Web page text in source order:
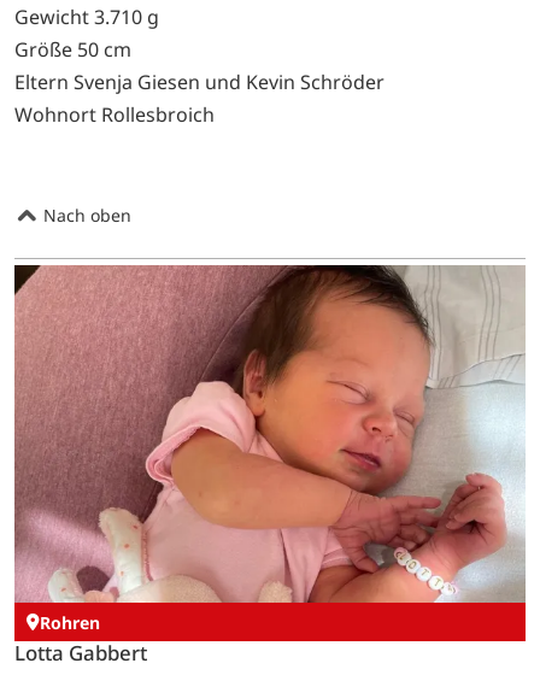
Gewicht 3.710 g
Größe 50 cm
Eltern Svenja Giesen und Kevin Schröder
Wohnort Rollesbroich
Nach oben
Rohren
Lotta Gabbert